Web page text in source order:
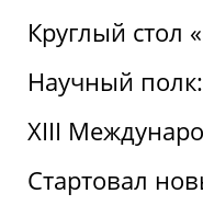
Круглый стол
Научный
XIII
Стартовал